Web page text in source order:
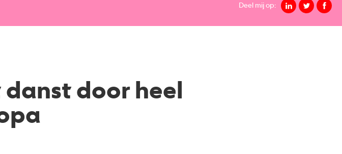
Deel mij op:
door heel